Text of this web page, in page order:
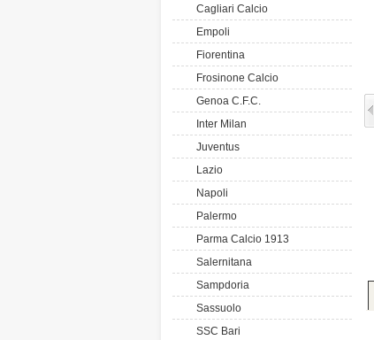
Cagliari Calcio
Empoli
Fiorentina
Frosinone Calcio
Genoa C.F.C.
Inter Milan
Juventus
Lazio
Napoli
Palermo
Parma Calcio 1913
Salernitana
Sampdoria
Sassuolo
SSC Bari